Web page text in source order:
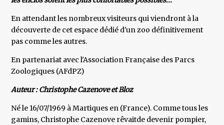
En attendant les nombreux visiteurs qui viendront à la
découverte de cet espace dédié d'un zoo définitivement
pas comme les autres.
En partenariat avec l'Association Française des Parcs
Zoologiques (AFdPZ)
Auteur : Christophe Cazenove et Bloz
Né le 16/07/1969 à Martiques en (France). Comme tous les
gamins, Christophe Cazenove rêvaitde devenir pompier,